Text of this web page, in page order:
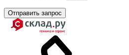
Отправить запрос